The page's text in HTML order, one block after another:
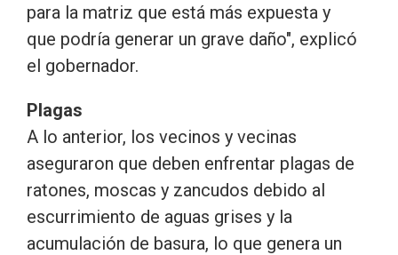
para la matriz que está más expuesta y
que podría generar un grave daño", explicó
el gobernador.
Plagas
A lo anterior, los vecinos y vecinas
aseguraron que deben enfrentar plagas de
ratones, moscas y zancudos debido al
escurrimiento de aguas grises y la
acumulación de basura, lo que genera un